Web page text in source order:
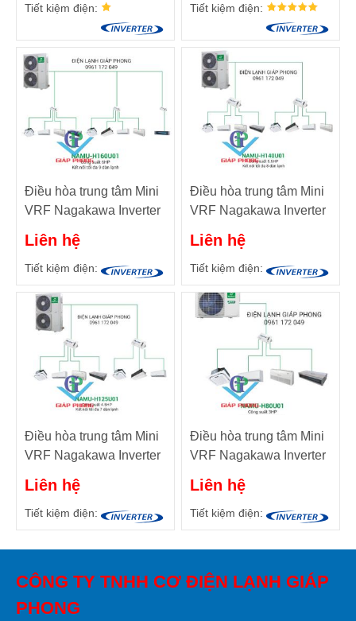
Tiết kiệm điện: Tiết kiệm điện:
Điều hòa trung tâm Mini
VRF Nagakawa Inverter
H160U01 6HP
Liên hệ
Tiết kiệm điện:
Điều hòa trung tâm Mini
VRF Nagakawa Inverter
H140U01 5.5HP
Liên hệ
Tiết kiệm điện:
Điều hòa trung tâm Mini
VRF Nagakawa Inverter
H125U01 4.5HP
Liên hệ
Tiết kiệm điện:
Điều hòa trung tâm Mini
VRF Nagakawa Inverter
3HP
Liên hệ
Tiết kiệm điện:
CÔNG TY TNHH CƠ ĐIỆN LẠNH GIÁP
PHONG